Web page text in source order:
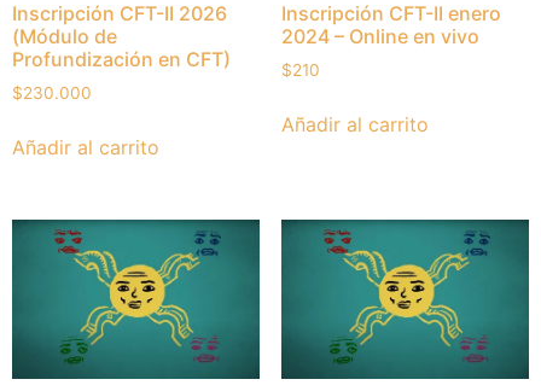
Inscripción CFT-II 2026
(Módulo de
Profundización en CFT)
$230.000
Añadir al carrito
Inscripción CFT-II enero
2024 – Online en vivo
$210
Añadir al carrito